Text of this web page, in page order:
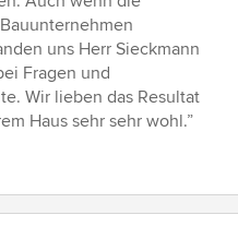
uns Herr Sieckmann
Fragen und
Wir lieben das Resultat
Haus sehr sehr wohl.”